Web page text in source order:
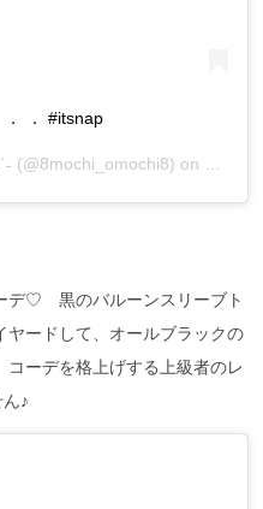
． ． #itsnap
(@8mochi_omochi8) on
デ♡ 黒のバルーンスリーブト
ヤードして、オールブラックの
ーデを格上げする上級者のレ
♪